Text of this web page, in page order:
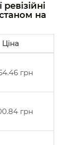
на
Ціна
грн
грн